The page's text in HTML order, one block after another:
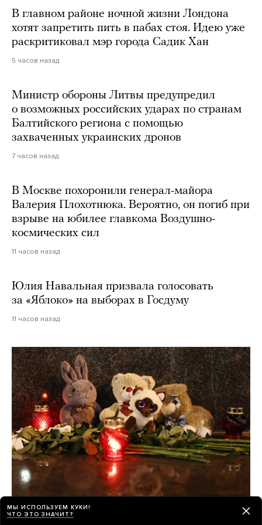
В главном районе ночной жизни Лондона
хотят запретить пить в пабах стоя. Идею уже
раскритиковал мэр города Садик Хан
5 часов назад
Министр обороны Литвы предупредил
о возможных российских ударах по странам
Балтийского региона с помощью
захваченных украинских дронов
7 часов назад
В Москве похоронили генерал-майора
Валерия Плохотнюка. Вероятно, он погиб при
взрыве на юбилее главкома Воздушно-
космических сил
11 часов назад
Юлия Навальная призвала голосовать
за «Яблоко» на выборах в Госдуму
11 часов назад
О погибших при падении украинского
МЫ ИСПОЛЬЗУЕМ КУКИ!
ЧТО ЭТО ЗНАЧИТ?